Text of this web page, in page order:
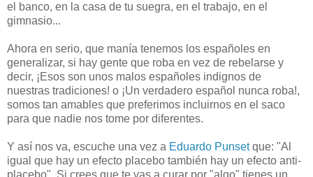
el banco, en la casa de tu suegra, en el trabajo, en el
gimnasio...
Ahora en serio, que manía tenemos los españoles en
generalizar, si hay gente que roba en vez de rebelarse y
decir, ¡Esos son unos malos españoles indignos de
nuestras tradiciones! o ¡Un verdadero español nunca roba!,
somos tan amables que preferimos incluirnos en el saco
para que nadie nos tome por diferentes.
Y así nos va, escuche una vez a Eduardo Punsetque: "Al
igual que hay un efecto placebo también hay un efecto anti-